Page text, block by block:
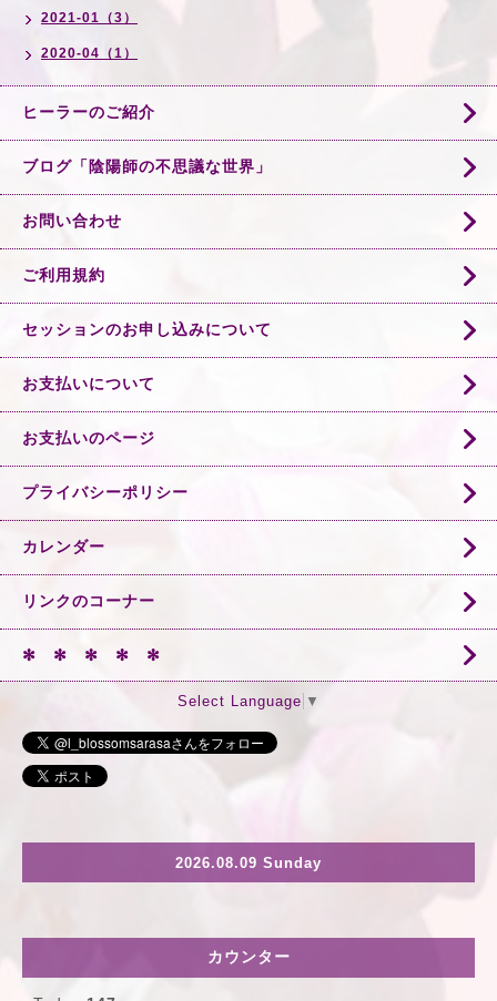
2021-01（3）
2020-04（1）
ヒーラーのご紹介
ブログ「陰陽師の不思議な世界」
お問い合わせ
ご利用規約
セッションのお申し込みについて
お支払いについて
お支払いのページ
プライバシーポリシー
カレンダー
リンクのコーナー
✻ ✻ ✻ ✻ ✻
Select Language ▼
2026.08.09 Sunday
カウンター